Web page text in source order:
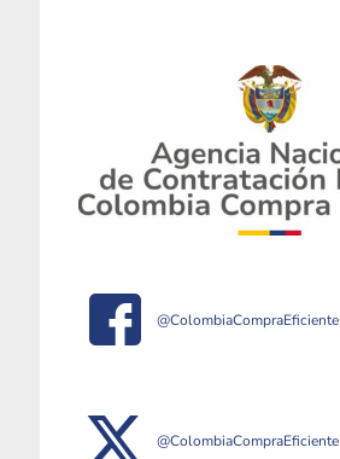
@ColombiaCompraEficiente
@ColombiaCompraEficiente